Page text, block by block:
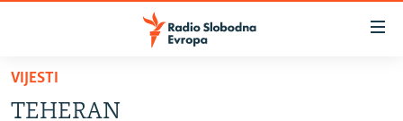
Pređite
glavni
VIJESTI
TEHERAN